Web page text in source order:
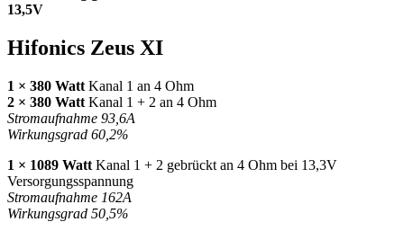
13,5V
Hifonics Zeus XI
1 × 380 Watt Kanal 1 an 4 Ohm
2 × 380 Watt Kanal 1 + 2 an 4 Ohm
Stromaufnahme 93,6A
Wirkungsgrad 60,2%
1 × 1089 Watt Kanal 1 + 2 gebrückt an 4 Ohm bei 13,3V
Versorgungsspannung
Stromaufnahme 162A
Wirkungsgrad 50,5%